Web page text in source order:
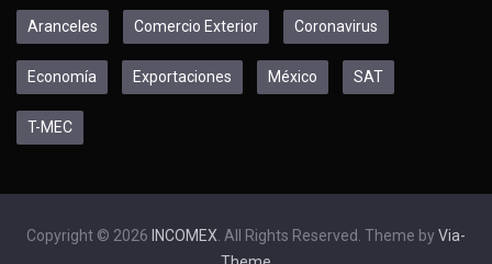
Aranceles Comercio Exterior Coronavirus
Economía Exportaciones México SAT
T-MEC
Copyright © 2026 INCOMEX . All Rights Reserved. Theme by Via-